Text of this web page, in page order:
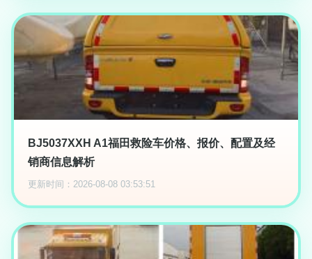
BJ5037XXH A1福田救险车价格、报价、配置及经
销商信息解析
更新时间：2026-08-08 03:53:51